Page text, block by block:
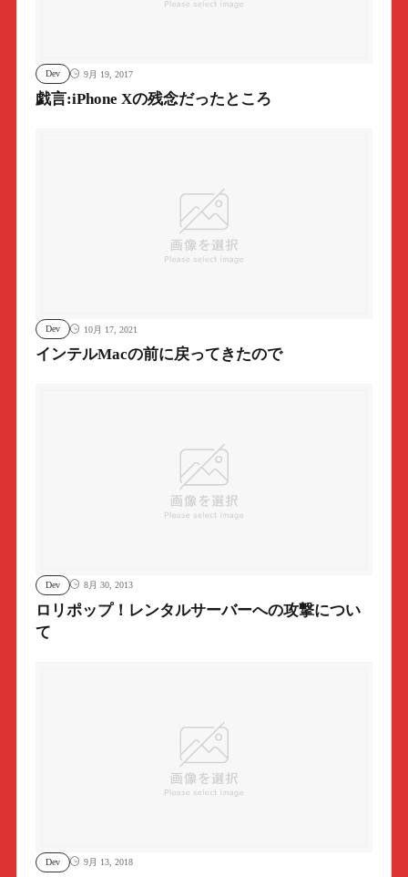
Dev 9月 19, 2017
戯言:iPhone Xの残念だったところ
Dev 10月 17, 2021
インテルMacの前に戻ってきたので
Dev 8月 30, 2013
ロリポップ！レンタルサーバーへの攻撃につい
て
Dev 9月 13, 2018